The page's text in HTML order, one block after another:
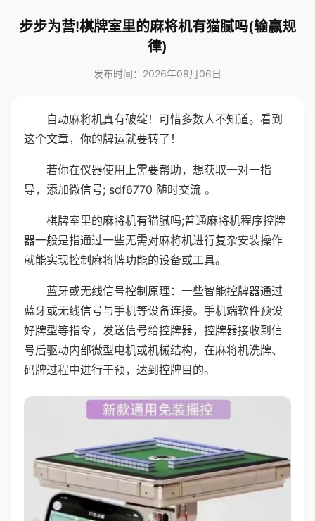
步步为营!棋牌室里的麻将机有猫腻吗(输赢规
律)
发布时间：2026年08月06日
自动麻将机真有破绽！可惜多数人不知道。看到
这个文章，你的牌运就要转了！
若你在仪器使用上需要帮助，想获取一对一指
导，添加微信号; sdf6770 随时交流 。
棋牌室里的麻将机有猫腻吗;普通麻将机程序控牌
器一般是指通过一些无需对麻将机进行复杂安装操作
就能实现控制麻将牌功能的设备或工具。
蓝牙或无线信号控制原理：一些智能控牌器通过
蓝牙或无线信号与手机等设备连接。手机端软件预设
好牌型等指令，发送信号给控牌器，控牌器接收到信
号后驱动内部微型电机或机械结构，在麻将机洗牌、
码牌过程中进行干预，达到控牌目的。